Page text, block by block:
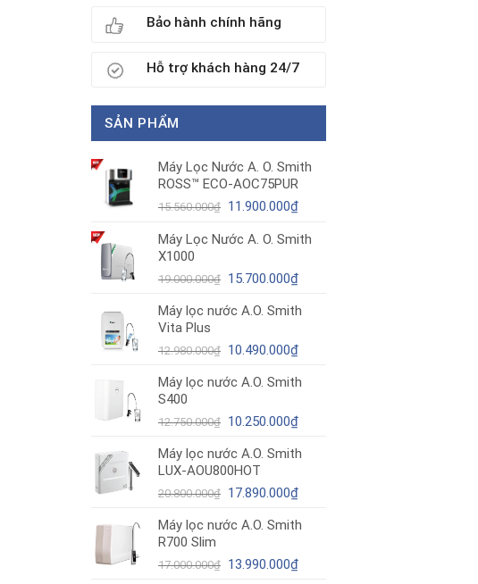
Bảo hành chính hãng
Hỗ trợ khách hàng 24/7
SẢN PHẨM
Máy Lọc Nước A. O. Smith
ROSS™ ECO-AOC75PUR
15.560.000₫ Giá
là:
11.900.000₫Giá
tại
11.900.000₫.
Máy Lọc Nước A. O. Smith
X1000
19.000.000₫ Giá
là:
15.700.000₫Giá
tại
15.700.000₫.
Máy lọc nước A.O. Smith
Vita Plus
12.980.000₫ Giá
là:
10.490.000₫Giá
tại
10.490.000₫.
Máy lọc nước A.O. Smith
S400
12.750.000₫ Giá
là:
12.750.000₫.
10.250.000₫Giá
tại
10.250.000₫.
Máy lọc nước A.O. Smith
LUX-AOU800HOT
20.800.000₫ Giá
là:
17.890.000₫Giá
tại
17.890.000₫.
Máy lọc nước A.O. Smith
R700 Slim
17.000.000₫ Giá
13.990.000₫Giá